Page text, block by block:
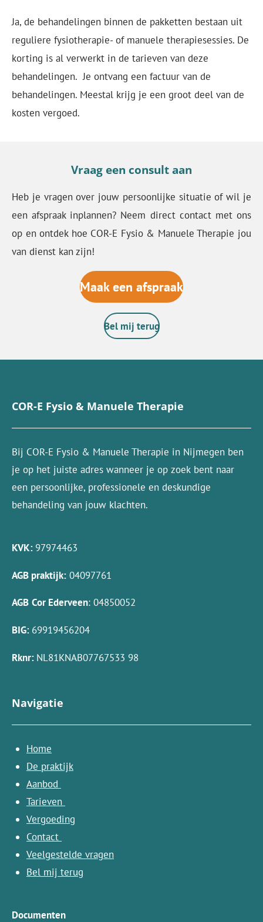
Ja, de behandelingen binnen de pakketten bestaan uit
reguliere fysiotherapie- of manuele therapiesessies. De
korting is al verwerkt in de tarieven van deze
behandelingen. Je ontvang een factuur van de
behandelingen. Meestal krijg je een groot deel van de
kosten vergoed.
Vraag een consult aan
Heb je vragen over jouw persoonlijke situatie of wil je
een afspraak inplannen? Neem direct contact met ons
op en ontdek hoe COR-E Fysio & Manuele Therapie jou
van dienst kan zijn!
Maak een afspraak
Bel mij terug
COR-E Fysio & Manuele Therapie
Bij COR-E Fysio & Manuele Therapie in Nijmegen ben
je op het juiste adres wanneer je op zoek bent naar
een persoonlijke, professionele en deskundige
behandeling van jouw klachten.
KVK: 97974463
AGB praktijk: 04097761
AGB Cor Ederveen: 04850052
BIG: 69919456204
Rknr: NL81KNAB07767533 98
Navigatie
Home
De praktijk
Aanbod
Tarieven
Vergoeding
Contact
Veelgestelde vragen
Bel mij terug
Documenten